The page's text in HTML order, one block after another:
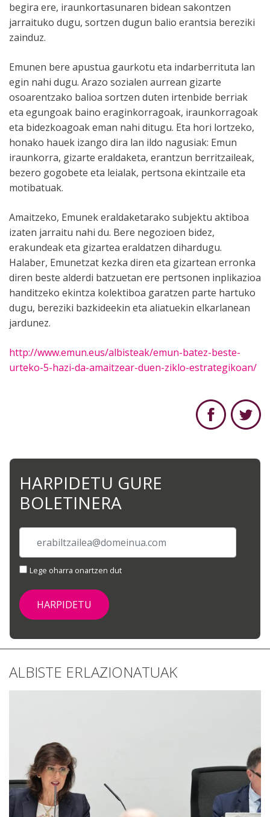
begira ere, iraunkortasunaren bidean sakontzen
jarraituko dugu, sortzen dugun balio erantsia bereziki
zainduz.
Emunen bere apustua gaurkotu eta indarberrituta lan
egin nahi dugu. Arazo sozialen aurrean gizarte
osoarentzako balioa sortzen duten irtenbide berriak
eta egungoak baino eraginkorragoak, iraunkorragoak
eta bidezkoagoak eman nahi ditugu. Eta hori lortzeko,
honako hauek izango dira lan ildo nagusiak: Emun
iraunkorra, gizarte eraldaketa, erantzun berritzaileak,
bezero gogobete eta leialak, pertsona ekintzaile eta
motibatuak.
Amaitzeko, Emunek eraldaketarako subjektu aktiboa
izaten jarraitu nahi du. Bere negozioen bidez,
erakundeak eta gizartea eraldatzen dihardugu.
Halaber, Emunetzat kezka diren eta gizartean erronka
diren beste alderdi batzuetan ere pertsonen inplikazioa
handitzeko ekintza kolektiboa garatzen parte hartuko
dugu, bereziki bazkideekin eta aliatuekin elkarlanean
jardunez.
http://www.emun.eus/albisteak/emun-batez-beste-
urteko-5-hazi-da-amaitzear-duen-ziklo-estrategikoan/
HARPIDETU GURE
BOLETINERA
Lege oharra onartzen dut
ALBISTE ERLAZIONATUAK